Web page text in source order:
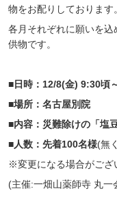
物をお配りしております。
各月それぞれに願いを
供物です。
■日時：12/8(金) 9:30頃
■場所：名古屋別院
■内容：災難除けの「塩
■人数：先着100名様(無
※変更になる場合がござ
(主催:一畑山薬師寺 丸一